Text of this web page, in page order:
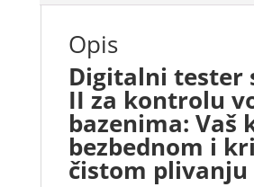
Opis
Digitalni tester
II za kontrolu
bazenima: Vaš
bezbednom i
čistom plivanju